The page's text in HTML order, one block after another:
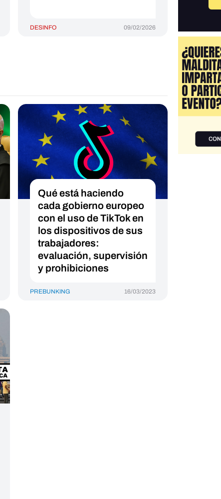
DESINFO 09/02/2026
Qué está haciendo
cada gobierno europeo
con el uso de TikTok en
los dispositivos de sus
trabajadores:
evaluación, supervisión
y prohibiciones
PREBUNKING 16/03/2023